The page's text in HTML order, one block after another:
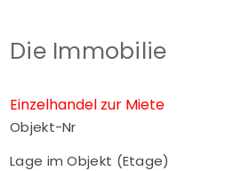
Die Immobilie
Einzelhandel zur Miete
Objekt-Nr
Lage im Objekt (Etage)